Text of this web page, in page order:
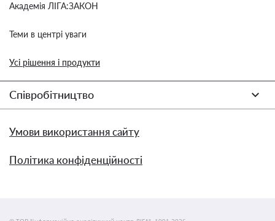
Академія ЛІГА:ЗАКОН
Теми в центрі уваги
Усі рішення і продукти
Співробітництво
Умови використання сайту
Політика конфіденційності